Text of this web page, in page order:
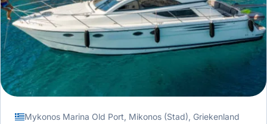
Mykonos Marina Old Port, Mikonos (Stad), Griekenland